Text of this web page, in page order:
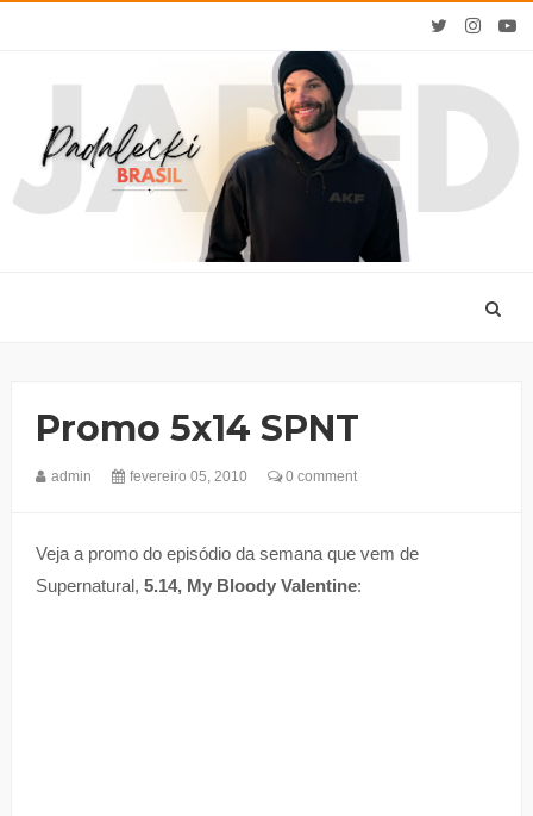
Promo 5x14 SPNT
admin fevereiro 05, 2010 0 comment
Veja a promo do episódio da semana que vem de
Supernatural, 5.14, My Bloody Valentine: